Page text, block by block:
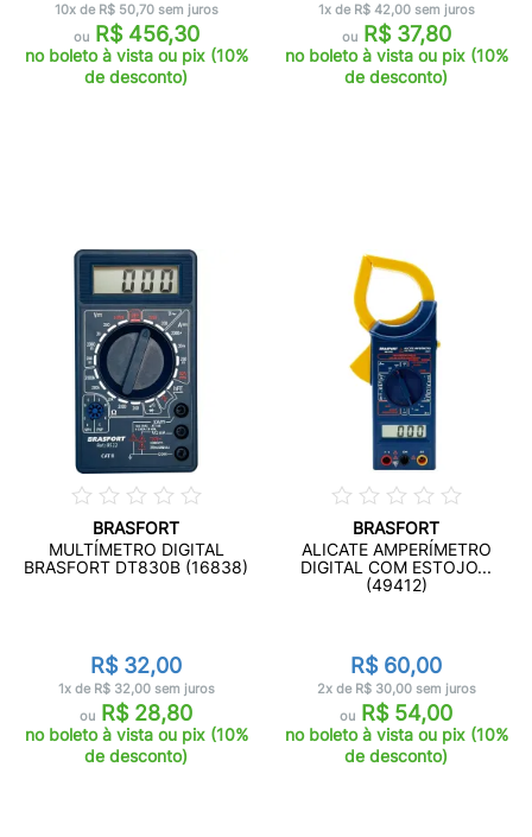
10x de R$ 50,70 sem juros
ouR$ 456,30
no boleto à vista ou pix (10%
de desconto)
1x de R$ 42,00 sem juros
ouR$ 37,80
no boleto à vista ou pix (10%
de desconto)
BRASFORT
MULTÍMETRO DIGITAL
BRASFORT DT830B (16838)
R$ 32,00
1x de R$ 32,00 sem juros
ou R$ 28,80
no boleto à vista ou pix (10%
de desconto)
BRASFORT
ALICATE AMPERÍMETRO
DIGITAL COM ESTOJO...
(49412)
R$ 60,00
2x de R$ 30,00 sem juros
ou R$ 54,00
no boleto à vista ou pix (10%
de desconto)